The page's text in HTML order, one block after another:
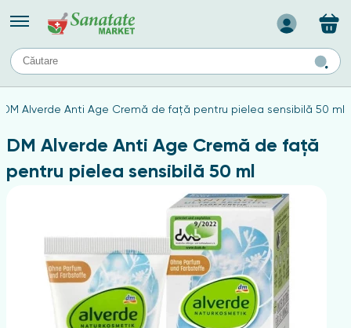
Назад
TIPURI DE TEN
Produse pentru ten mixt
Ten problematic
Produse pentru ten gras
DM Alverde Anti Age Cremă de față pentru pielea sensibilă 50 ml
DM Alverde Anti Age Cremă de față
pentru pielea sensibilă 50 ml